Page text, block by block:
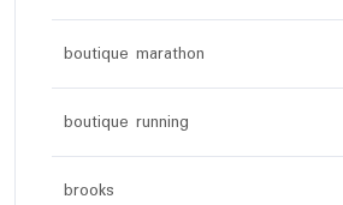
boutique marathon
boutique running
brooks